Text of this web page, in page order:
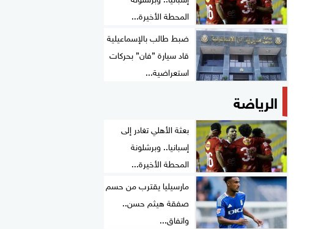
المحطة الأخيرة...
ضبط طالب بالإسماعيلية
قاد سيارة ”فان” بحركات
استعراضية...
الرياضة
بعثة الأهلي تغادر إلى
إسبانيا.. وبرشلونة
المحطة الأخيرة...
مارسيليا يقترب من حسم
صفقة هيثم حسن..
واتفاق...